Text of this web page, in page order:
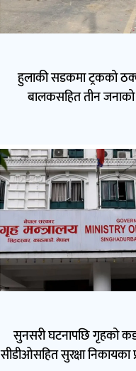
हुलाकी सडकमा ट्रकको
बालकसहित तीन
सुनसरी घटनापछि गृहको
सीडीओसहित सुरक्षा निकायका